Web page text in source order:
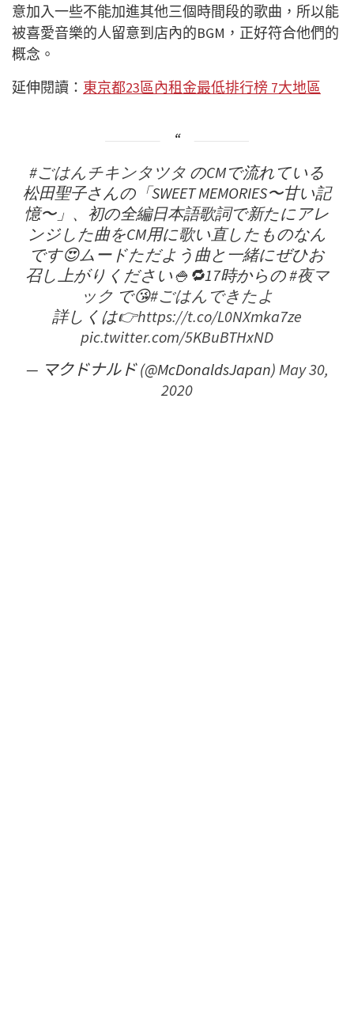
意加入一些不能加進其他三個時間段的歌曲，所以能
被喜愛音樂的人留意到店內的BGM，正好符合他們的
概念。
延伸閱讀： 東京都23區內租金最低排行榜 7大地區
#ごはんチキンタツタ のCMで流れている
松田聖子さんの「SWEET MEMORIES〜甘い記
憶〜」、初の全編日本語歌詞で新たにアレ
ンジした曲をCM用に歌い直したものなん
です😍ムードただよう曲と一緒にぜひお
召し上がりください🍚🔁17時からの#夜マ
ック で😘#ごはんできたよ
詳しくは👉https://t.co/L0NXmka7ze
pic.twitter.com/5KBuBTHxND
— マクドナルド (@McDonaldsJapan)May 30,
2020